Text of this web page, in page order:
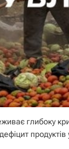
глибоку
продуктів